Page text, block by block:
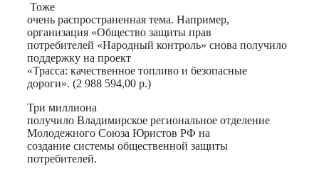
Тоже
очень распространенная тема. Например,
организация «Общество защиты прав
потребителей «Народный контроль» снова получило
поддержку на проект
«Трасса: качественное топливо и безопасные
дороги». (2 988 594,00 р.)
Три миллиона
получило Владимирское региональное отделение
Молодежного Союза Юристов РФ на
создание системы общественной защиты
потребителей.